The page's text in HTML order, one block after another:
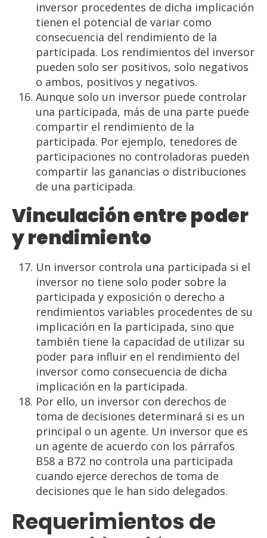
inversor procedentes de dicha implicación
tienen el potencial de variar como
consecuencia del rendimiento de la
participada. Los rendimientos del inversor
pueden solo ser positivos, solo negativos
o ambos, positivos y negativos.
Aunque solo un inversor puede controlar
una participada, más de una parte puede
compartir el rendimiento de la
participada. Por ejemplo, tenedores de
participaciones no controladoras pueden
compartir las ganancias o distribuciones
de una participada.
Vinculaciónentrepoder
yrendimiento
Un inversor controla una participada si el
inversor no tiene solo poder sobre la
participada y exposición o derecho a
rendimientos variables procedentes de su
implicación en la participada, sino que
también tiene la capacidad de utilizar su
poder para influir en el rendimiento del
inversor como consecuencia de dicha
implicación en la participada.
Por ello, un inversor con derechos de
toma de decisiones determinará si es un
principal o un agente. Un inversor que es
un agente de acuerdo con los párrafos
B58 a B72 no controla una participada
cuando ejerce derechos de toma de
decisiones que le han sido delegados.
Requerimientos de